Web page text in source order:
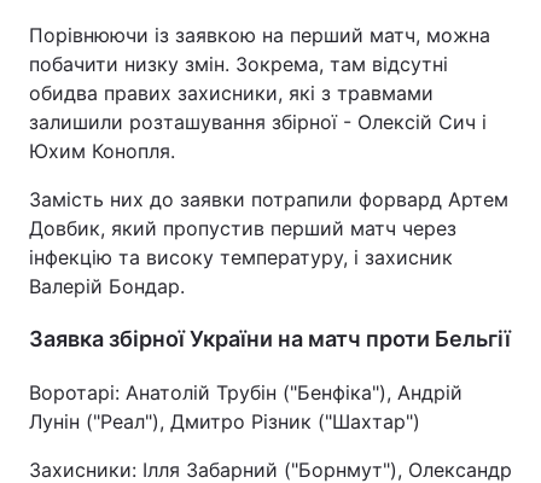
Порівнюючи із заявкою на перший матч, можна
побачити низку змін. Зокрема, там відсутні
обидва правих захисники, які з травмами
залишили розташування збірної - Олексій Сич і
Юхим Конопля.
Замість них до заявки потрапили форвард Артем
Довбик, який пропустив перший матч через
інфекцію та високу температуру, і захисник
Валерій Бондар.
Заявка збірної України на матч проти Бельгії
Воротарі: Анатолій Трубін ("Бенфіка"), Андрій
Лунін ("Реал"), Дмитро Різник ("Шахтар")
Захисники: Ілля Забарний ("Борнмут"), Олександр